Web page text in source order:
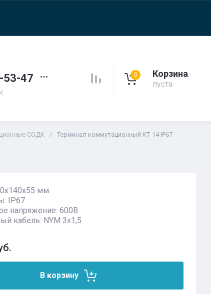
53-47 0 Корзина
пуста
СОДК / Терминал коммутационный КТ-14 IP67
мм.
IP67
напряжение: 600В
кабель: NYM 3х1,5
В корзину